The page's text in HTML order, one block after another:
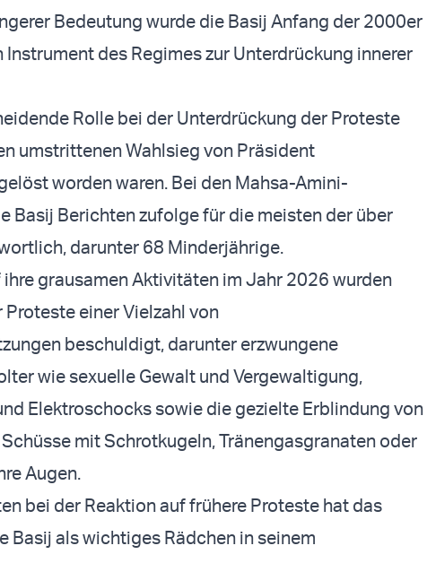
Bedeutung wurde die Basij Anfang der 2000er
des Regimes zur Unterdrückung innerer
Rolle bei der Unterdrückung der Proteste
umstrittenen Wahlsieg von Präsident
worden waren. Bei den Mahsa-Amini-
Basij Berichten zufolge für die meisten der über
darunter 68 Minderjährige.
grausamen Aktivitäten im Jahr 2026 wurden
einer Vielzahl von
beschuldigt, darunter erzwungene
wie sexuelle Gewalt und Vergewaltigung,
Elektroschocks sowie die gezielte Erblindung von
mit Schrotkugeln, Tränengasgranaten oder
Augen.
bei der Reaktion auf frühere Proteste hat das
Basij als wichtiges Rädchen in seinem